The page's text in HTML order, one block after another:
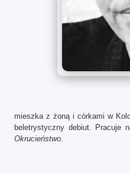
mieszka z żoną i córkami w
beletrystyczny debiut. Pracuje
Okrucieństwo